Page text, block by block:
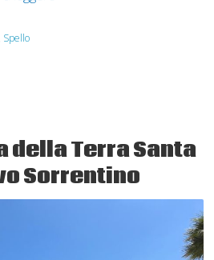
fiori?
Spello
della Terra Santa
Sorrentino